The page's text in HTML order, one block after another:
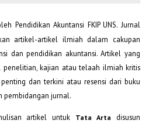
Pendidikan Akuntansi FKIP UNS. Jurnal
artikel-artikel ilmiah dalam cakupan
dan pendidikan akuntansi. Artikel yang
kajian atau telaah ilmiah kritis
dan terkini atau resensi dari buku
pembidangan jurnal.
artikel untuk Tata Arta disusun